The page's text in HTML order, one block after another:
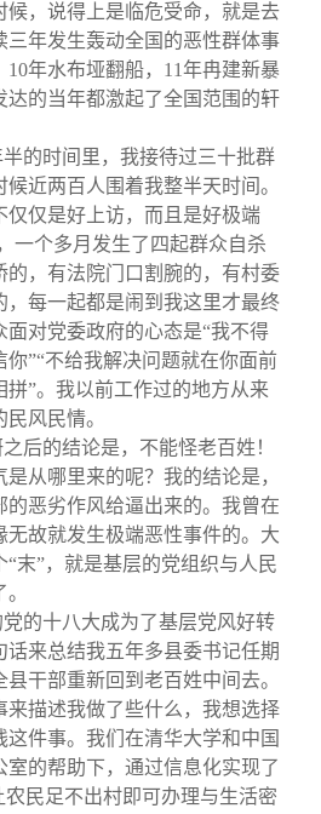
候，说得上是临危受命，就是去
三年发生轰动全国的恶性群体事
年水布垭翻船，11年冉建新暴
达的当年都激起了全国范围的轩
的时间里，我接待过三十批群
近两百人围着我整半天时间。
仅仅是好上访，而且是好极端
一个多月发生了四起群众自杀
的，有法院门口割腕的，有村委
，每一起都是闹到我这里才最终
面对党委政府的心态是“我不得
”“不给我解决问题就在你面前
”。我以前工作过的地方从来
风民情。
后的结论是，不能怪老百姓！
从哪里来的呢？我的结论是，
的恶劣作风给逼出来的。我曾在
无故就发生极端恶性事件的。大
末”，就是基层的党组织与人民
的十八大成为了基层党风好转
话来总结我五年多县委书记任期
干部重新回到老百姓中间去。
来描述我做了些什么，我想选择
件事。我们在清华大学和中国
的帮助下，通过信息化实现了
农民足不出村即可办理与生活密